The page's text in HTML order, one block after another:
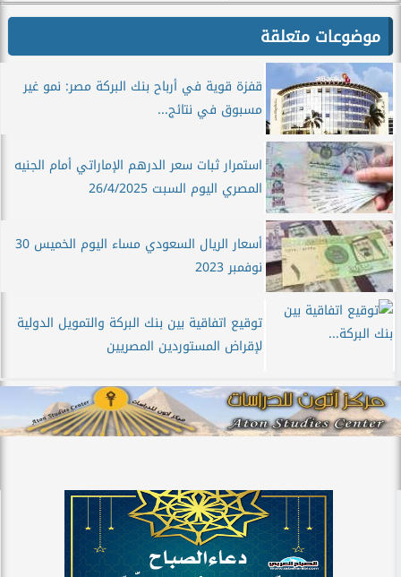
موضوعات متعلقة
قفزة قوية في أرباح بنك البركة مصر: نمو غير
مسبوق في نتائج...
استمرار ثبات سعر الدرهم الإماراتي أمام الجنيه
المصري اليوم السبت 26/4/2025
أسعار الريال السعودي مساء اليوم الخميس 30
نوفمبر 2023
توقيع اتفاقية بين بنك البركة والتمويل الدولية
لإقراض المستوردين المصريين